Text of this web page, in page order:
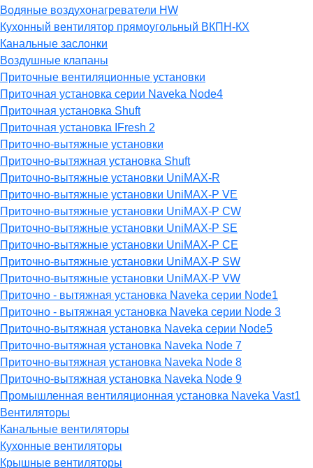
Водяные воздухонагреватели HW
Кухонный вентилятор прямоугольный ВКПН-КХ
Канальные заслонки
Воздушные клапаны
Приточные вентиляционные установки
Приточная установка серии Naveka Node4
Приточная установка Shuft
Приточная установка IFresh 2
Приточно-вытяжные установки
Приточно-вытяжная установка Shuft
Приточно-вытяжные установки UniMAX-R
Приточно-вытяжные установки UniMAX-P VE
Приточно-вытяжные установки UniMAX-P CW
Приточно-вытяжные установки UniMAX-P SE
Приточно-вытяжные установки UniMAX-P CE
Приточно-вытяжные установки UniMAX-P SW
Приточно-вытяжные установки UniMAX-P VW
Приточно - вытяжная установка Naveka серии Node1
Приточно - вытяжная установка Naveka серии Node 3
Приточно-вытяжная установка Naveka серии Node5
Приточно-вытяжная установка Naveka Node 7
Приточно-вытяжная установка Naveka Node 8
Приточно-вытяжная установка Naveka Node 9
Промышленная вентиляционная установка Naveka Vast1
Вентиляторы
Канальные вентиляторы
Кухонные вентиляторы
Крышные вентиляторы